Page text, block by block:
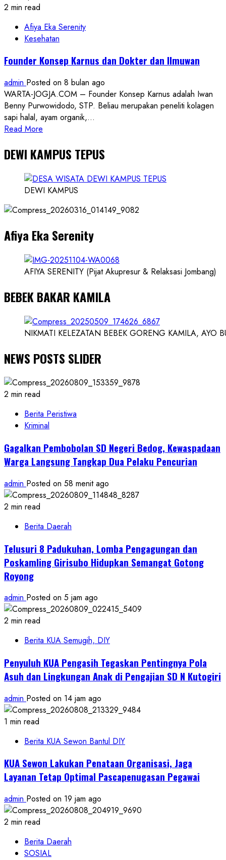
2 min read
Afiya Eka Serenity
Kesehatan
Founder Konsep Karnus dan Dokter dan Ilmuwan
admin Posted on 8 bulan ago
WARTA-JOGJA.COM – Founder Konsep Karnus adalah Iwan
Benny Purwowidodo, STP. Beliau merupakan peneliti kolagen
sapi halal, ayam organik,...
Read More
about
Founder
Konsep
Karnus
Dokter
Ilmuwan
DEWI KAMPUS TEPUS
DEWI KAMPUS
Afiya Eka Serenity
AFIYA SERENITY (Pijat Akupresur & Relaksasi Jombang)
BEBEK BAKAR KAMILA
NIKMATI KELEZATAN BEBEK GORENG KAMILA, AYO
NEWS POSTS SLIDER
2 min read
Berita Peristiwa
Kriminal
Gagalkan Pembobolan SD Negeri Bedog, Kewaspadaan
Warga Langsung Tangkap Dua Pelaku Pencurian
admin Posted on 58 menit ago
2 min read
Berita Daerah
Telusuri 8 Padukuhan, Lomba Pengagungan dan
Poskamling Girisubo Hidupkan Semangat Gotong
Royong
admin Posted on 5 jam ago
2 min read
Berita KUA Semugih, DIY
Penyuluh KUA Pengasih Tegaskan Pentingnya Pola
Asuh dan Lingkungan Anak di Pengajian SD N Kutogiri
admin Posted on 14 jam ago
1 min read
Berita KUA Sewon Bantul DIY
KUA Sewon Lakukan Penataan Organisasi, Jaga
Layanan Tetap Optimal Pascapenugasan Pegawai
admin Posted on 19 jam ago
2 min read
Berita Daerah
SOSIAL